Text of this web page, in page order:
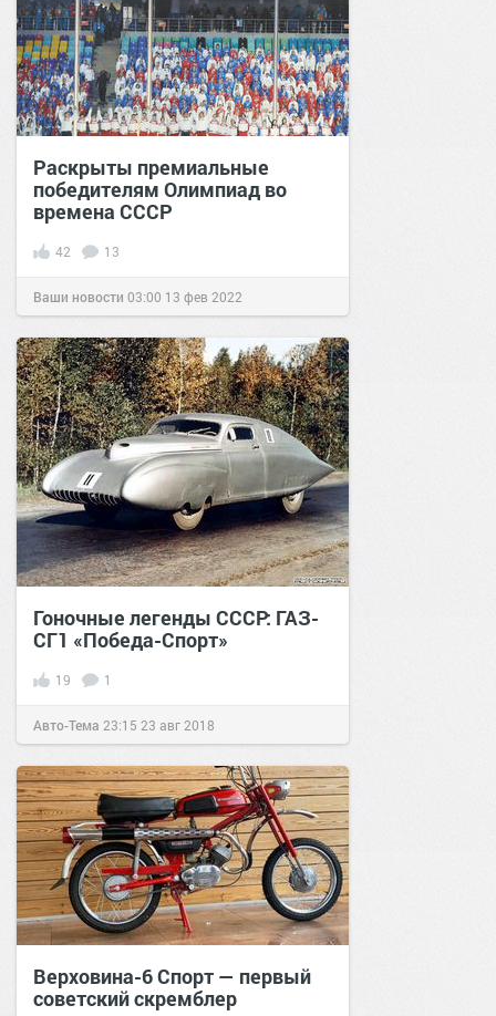
Раскрыты премиальные
победителям Олимпиад во
времена СССР
42 13
Ваши новости 03:00 13 фев 2022
Гоночные легенды СССР: ГАЗ-
СГ1 «Победа-Спорт»
19 1
Авто-Тема 23:15 23 авг 2018
Верховина-6 Спорт — первый
советский скремблер